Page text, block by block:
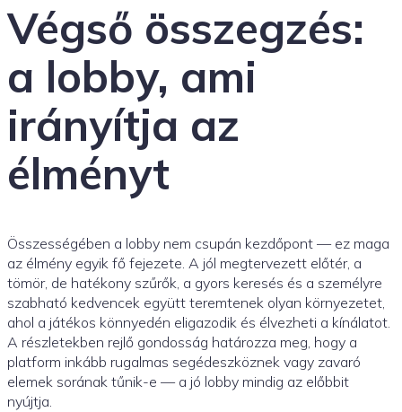
Végső összegzés:
a lobby, ami
irányítja az
élményt
Összességében a lobby nem csupán kezdőpont — ez maga
az élmény egyik fő fejezete. A jól megtervezett előtér, a
tömör, de hatékony szűrők, a gyors keresés és a személyre
szabható kedvencek együtt teremtenek olyan környezetet,
ahol a játékos könnyedén eligazodik és élvezheti a kínálatot.
A részletekben rejlő gondosság határozza meg, hogy a
platform inkább rugalmas segédeszköznek vagy zavaró
elemek sorának tűnik-e — a jó lobby mindig az előbbit
nyújtja.